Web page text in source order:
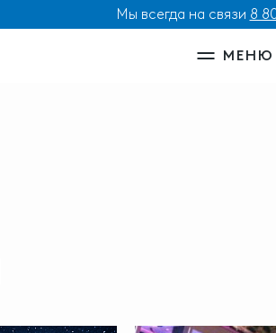
Мы всегда на связи 8
МЕНЮ